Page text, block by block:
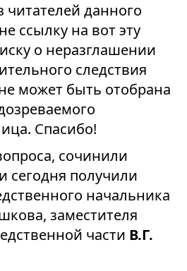
читателей данного
ссылку на вот эту
о неразглашении
следствия
может быть отобрана
Спасибо!
сочинили
сегодня получили
начальника
заместителя
части В.Г.